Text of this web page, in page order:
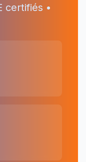
certifiés •